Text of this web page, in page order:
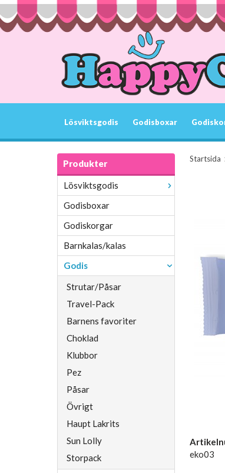
Lösviktsgodis Godisboxar
Produkter
Lösviktsgodis
Godisboxar
Godiskorgar
Barnkalas/kalas
Godis
Strutar/Påsar
Travel-Pack
Barnens favoriter
Choklad
Klubbor
Pez
Påsar
Övrigt
Haupt Lakrits
Sun Lolly
Storpack
Startsida
eko03